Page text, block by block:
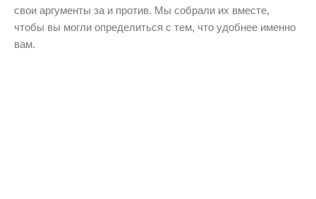
свои аргументы за и против. Мы собрали их вместе,
чтобы вы могли определиться с тем, что удобнее именно
вам.